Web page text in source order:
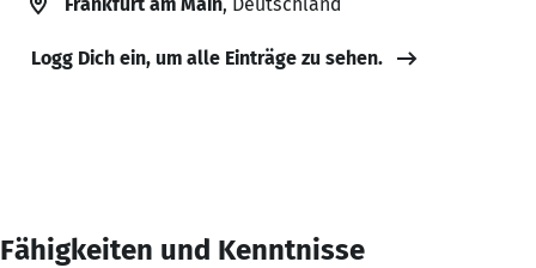
Logg Dich ein, um alle Einträge zu sehen.
Fähigkeiten und Kenntnisse